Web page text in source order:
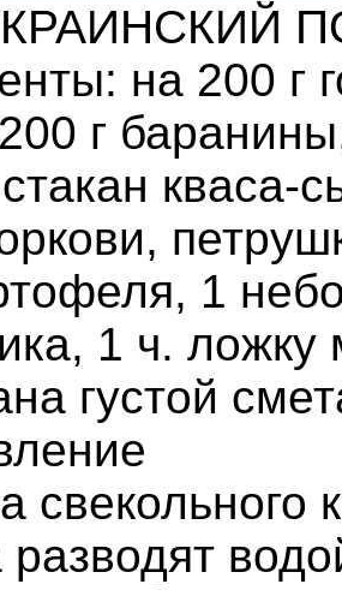
на 200 г
г
кваса-
1
1 ч. ложку
густой
свекольного